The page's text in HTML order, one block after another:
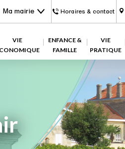
Ma mairie Horaires & contact
VIE
ENFANCE &
FAMILLE
VIE
PRATIQUE